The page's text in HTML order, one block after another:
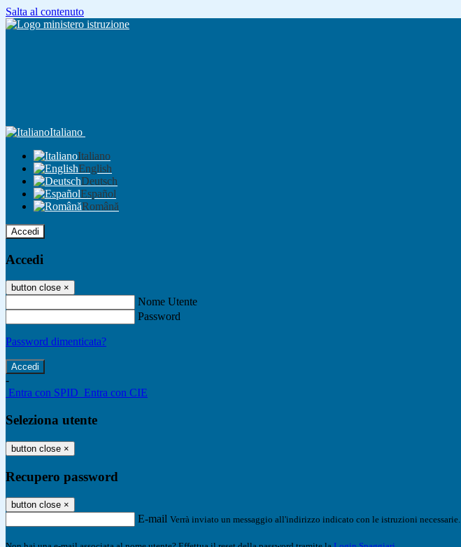
Salta al contenuto
Italiano
Italiano
English
Deutsch
Español
Română
Accedi
Accedi
button close ×
Nome Utente
Password
Password dimenticata?
-
Entra con SPID Entra con CIE
Seleziona utente
button close ×
Recupero password
button close ×
E-mail Verrà inviato un messaggio all'indirizzo indicato con le istruzioni necessarie.